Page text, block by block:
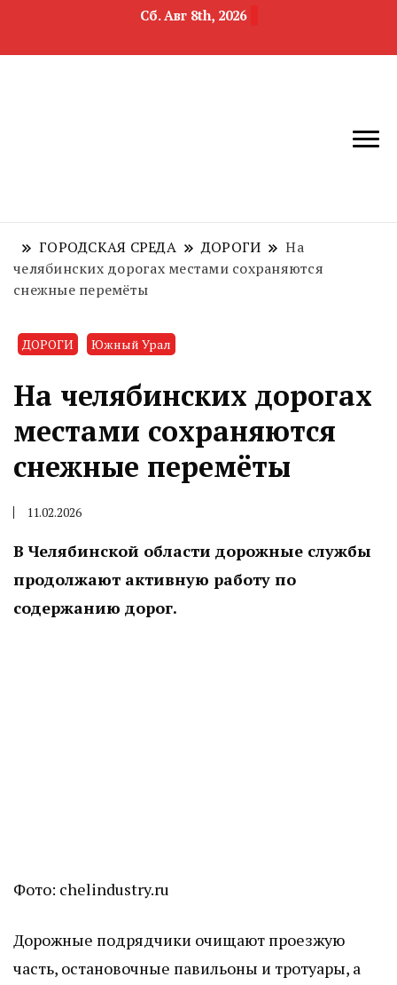
Сб. Авг 8th, 2026
область
недвижимости
ГОРОДСКАЯ СРЕДА ДОРОГИ
На
челябинских дорогах местами сохраняются
снежные перемёты
ДОРОГИ Южный Урал
На челябинских дорогах
местами сохраняются
снежные перемёты
11.02.2026
В Челябинской области дорожные службы
продолжают активную работу по
содержанию дорог.
Фото: chelindustry.ru
Дорожные подрядчики очищают проезжую
часть, остановочные павильоны и тротуары, а